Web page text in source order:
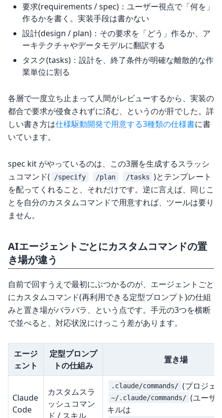
要求(requirements / spec)：ユーザー視点で「何を」
作るかを書く。実装手段は書かない
設計(design / plan)：その要求を「どう」作るか、ア
ーキテクチャやデータモデルに翻訳する
タスク(tasks)：設計を、終了条件が明確な離散的な作
業単位に割る
各層で一度立ち止まって人間がレビューするから、実装の
都合で要求が侵食されずに済む、というのが肝でした。詳
しい書き方は仕様駆動開発で用意する3種類の仕様書に書
いています。
spec kit がやっているのは、この3層を生成するスラッシ
ュコマンド(
/specify /plan /tasks )とテンプレート
を配ってくれること、それだけです。逆に言えば、同じこ
とを自分のカスタムコマンドで用意すれば、ツールは要り
ません。
AIエージェントごとにカスタムコマンドの置
き場が違う
自前で回すうえで最初にぶつかるのが、エージェントごと
にカスタムコマンド(再利用できる定型プロンプト)の仕組
みと置き場がバラバラ、という点です。手元の3つを横断
で並べると、対応状況にけっこう差があります。
エージ
ェント
定型プロンプ
トの仕組み
置き場
Claude
Code
カスタムスラ
ッシュコマン
ド / スキル
.claude/commands/ (プロジェ
~/.claude/commands/ (ユーザ
キルは